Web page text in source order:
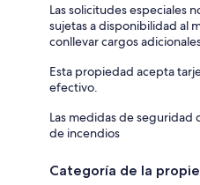
Las solicitudes especiales
sujetas a disponibilidad al
conllevar cargos
Esta propiedad acepta
efectivo.
Las medidas de
de incendios
Categoría de la